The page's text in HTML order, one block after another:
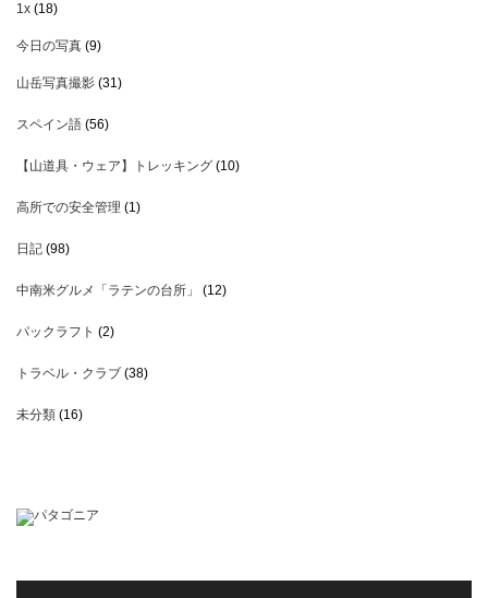
1x (18)
今日の写真 (9)
山岳写真撮影 (31)
スペイン語 (56)
【山道具・ウェア】トレッキング (10)
高所での安全管理 (1)
日記 (98)
中南米グルメ「ラテンの台所」 (12)
パックラフト (2)
トラベル・クラブ (38)
未分類 (16)